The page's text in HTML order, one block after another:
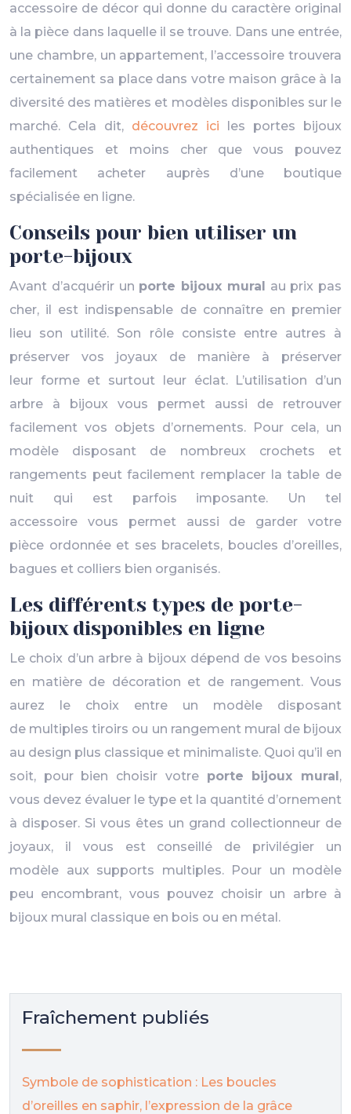
accessoire de décor qui donne du caractère original
à la pièce dans laquelle il se trouve. Dans une entrée,
une chambre, un appartement, l’accessoire trouvera
certainement sa place dans votre maison grâce à la
diversité des matières et modèles disponibles sur le
marché. Cela dit, découvrez ici les portes bijoux
authentiques et moins cher que vous pouvez
facilement acheter auprès d’une boutique
spécialisée en ligne.
Conseils pour bien utiliser un
porte-bijoux
Avant d’acquérir un porte bijoux mural au prix pas
cher, il est indispensable de connaître en premier
lieu son utilité. Son rôle consiste entre autres à
préserver vos joyaux de manière à préserver
leur forme et surtout leur éclat. L’utilisation d’un
arbre à bijoux vous permet aussi de retrouver
facilement vos objets d’ornements. Pour cela, un
modèle disposant de nombreux crochets et
rangements peut facilement remplacer la table de
nuit qui est parfois imposante. Un tel
accessoire vous permet aussi de garder votre
pièce ordonnée et ses bracelets, boucles d’oreilles,
bagues et colliers bien organisés.
Les différents types de porte-
bijoux disponibles en ligne
Le choix d’un arbre à bijoux dépend de vos besoins
en matière de décoration et de rangement. Vous
aurez le choix entre un modèle disposant
de multiples tiroirs ou un rangement mural de bijoux
au design plus classique et minimaliste. Quoi qu’il en
soit, pour bien choisir votre porte bijoux mural,
vous devez évaluer le type et la quantité d’ornement
à disposer. Si vous êtes un grand collectionneur de
joyaux, il vous est conseillé de privilégier un
modèle aux supports multiples. Pour un modèle
peu encombrant, vous pouvez choisir un arbre à
bijoux mural classique en bois ou en métal.
Fraîchement publiés
Symbole de sophistication : Les boucles
d’oreilles en saphir, l’expression de la grâce